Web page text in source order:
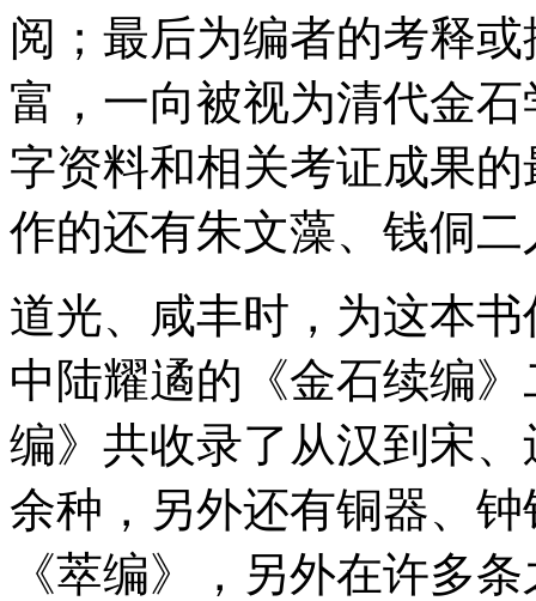
阅；最后为编者的考释
富，一向被视为清代金
字资料和相关考证成果
作的还有朱文藻、钱侗二
道光、咸丰时，为这本
中陆耀遹的《金石续编
编》共收录了从汉到宋
余种，另外还有铜器、
《萃编》，另外在许多